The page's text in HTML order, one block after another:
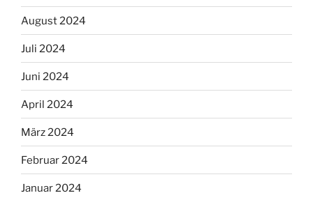
August 2024
Juli 2024
Juni 2024
April 2024
März 2024
Februar 2024
Januar 2024